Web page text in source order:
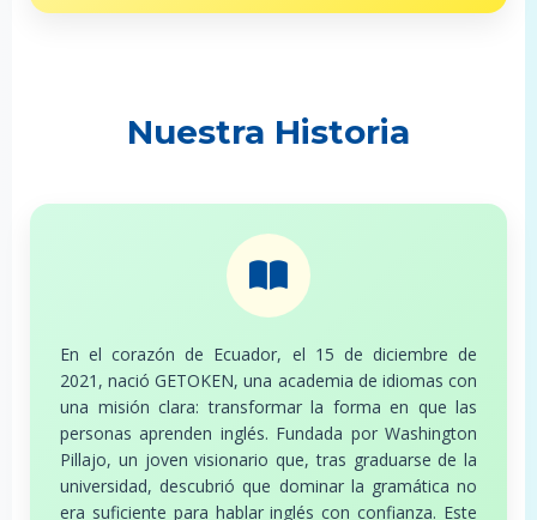
Nuestra Historia
En el corazón de Ecuador, el 15 de diciembre de
2021, nació GETOKEN, una academia de idiomas con
una misión clara: transformar la forma en que las
personas aprenden inglés. Fundada por Washington
Pillajo, un joven visionario que, tras graduarse de la
universidad, descubrió que dominar la gramática no
era suficiente para hablar inglés con confianza. Este